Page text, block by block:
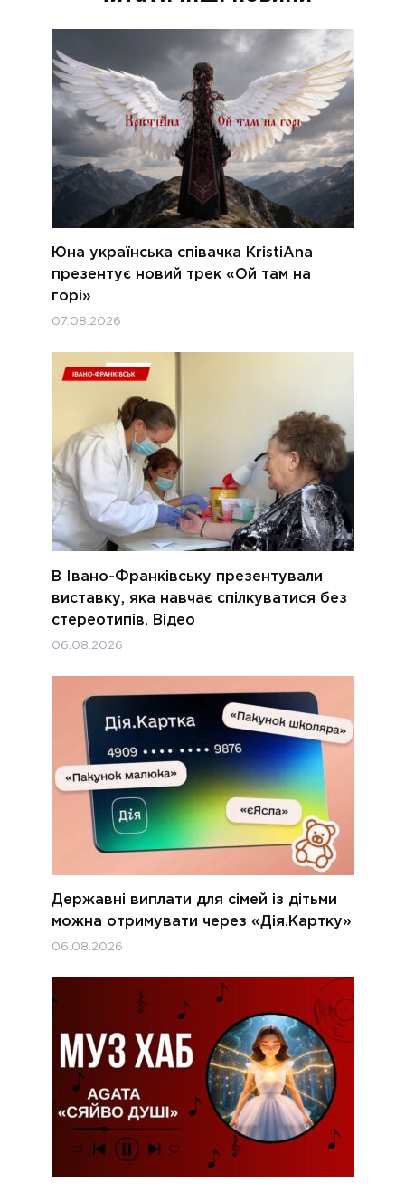
Юна українська співачка KristiAna
презентує новий трек «Ой там на
горі»
07.08.2026
В Івано-Франківську презентували
виставку, яка навчає спілкуватися без
стереотипів. Відео
06.08.2026
Державні виплати для сімей із дітьми
можна отримувати через «Дія.Картку»
06.08.2026